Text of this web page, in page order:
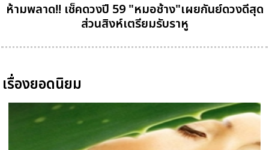
ห้ามพลาด!! เช็คดวงปี 59 "หมอช้าง"เผยกันย์ดวงดีสุด
ส่วนสิงห์เตรียมรับราหู
เรื่องยอดนิยม